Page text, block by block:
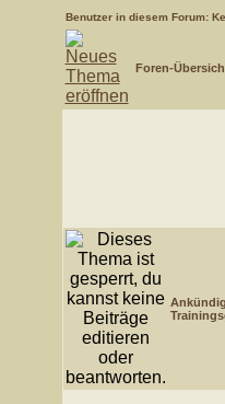
Benutzer in diesem Forum:
Foren-